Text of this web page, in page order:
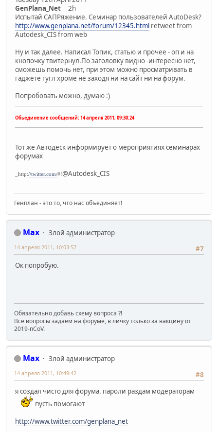
GenPlana_Net 2h
Испытай САПРяжение. Семинар пользователей AutoDesk?
http://www.genplana.net/forum/12345.html retweet from
Autodesk_CISfrom web
Ну и так далее. Написал Топик, статью и прочее - оп и на
кнопочку твитернул.По заголовку видно -интересно нет,
сможешь помочь нет, при этом можно просматривать в
гаджете гугл хроме не заходя ни на сайт ни на форум.
Попробовать можно, думаю :)
Обьединение сообщений: 14 апреля 2011, 09:30:24
Тот же Автодеск информирует о мероприятиях семинарах
форумах
_http://twitter.com/#!@Autodesk_CIS
Генплан - это то, что нас объединяет!
Max
Злой администратор
#7
14 апреля 2011, 10:03:57
Ок попробую.
Обязательно добавь схему вопроса ?!
Все вопросы задаем на форуме, в личку только за вакцину от
2019-nCoV.
Max
Злой администратор
#8
14 апреля 2011, 10:49:42
я создал чисто для форума. пароли раздам модераторам
пусть помогают
http://www.twitter.com/genplana_net